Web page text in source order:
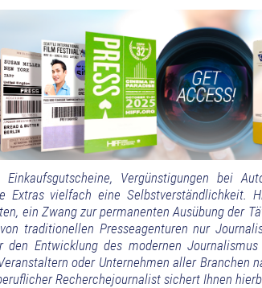
Vergünstigungen bei
Extras vielfach eine Selbstverständlichkeit.
ein Zwang zur permanenten Ausübung der
traditionellen Presseagenturen nur
den Entwicklung des modernen
oder Unternehmen aller Branchen
Recherchejournalist sichert Ihnen